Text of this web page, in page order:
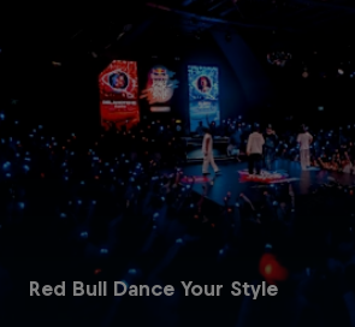
Red Bull Dance Your Style